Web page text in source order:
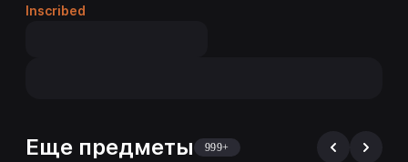
Inscribed
Еще предметы 999+